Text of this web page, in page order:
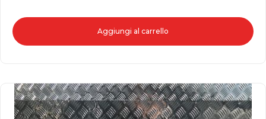
Aggiungi al carrello